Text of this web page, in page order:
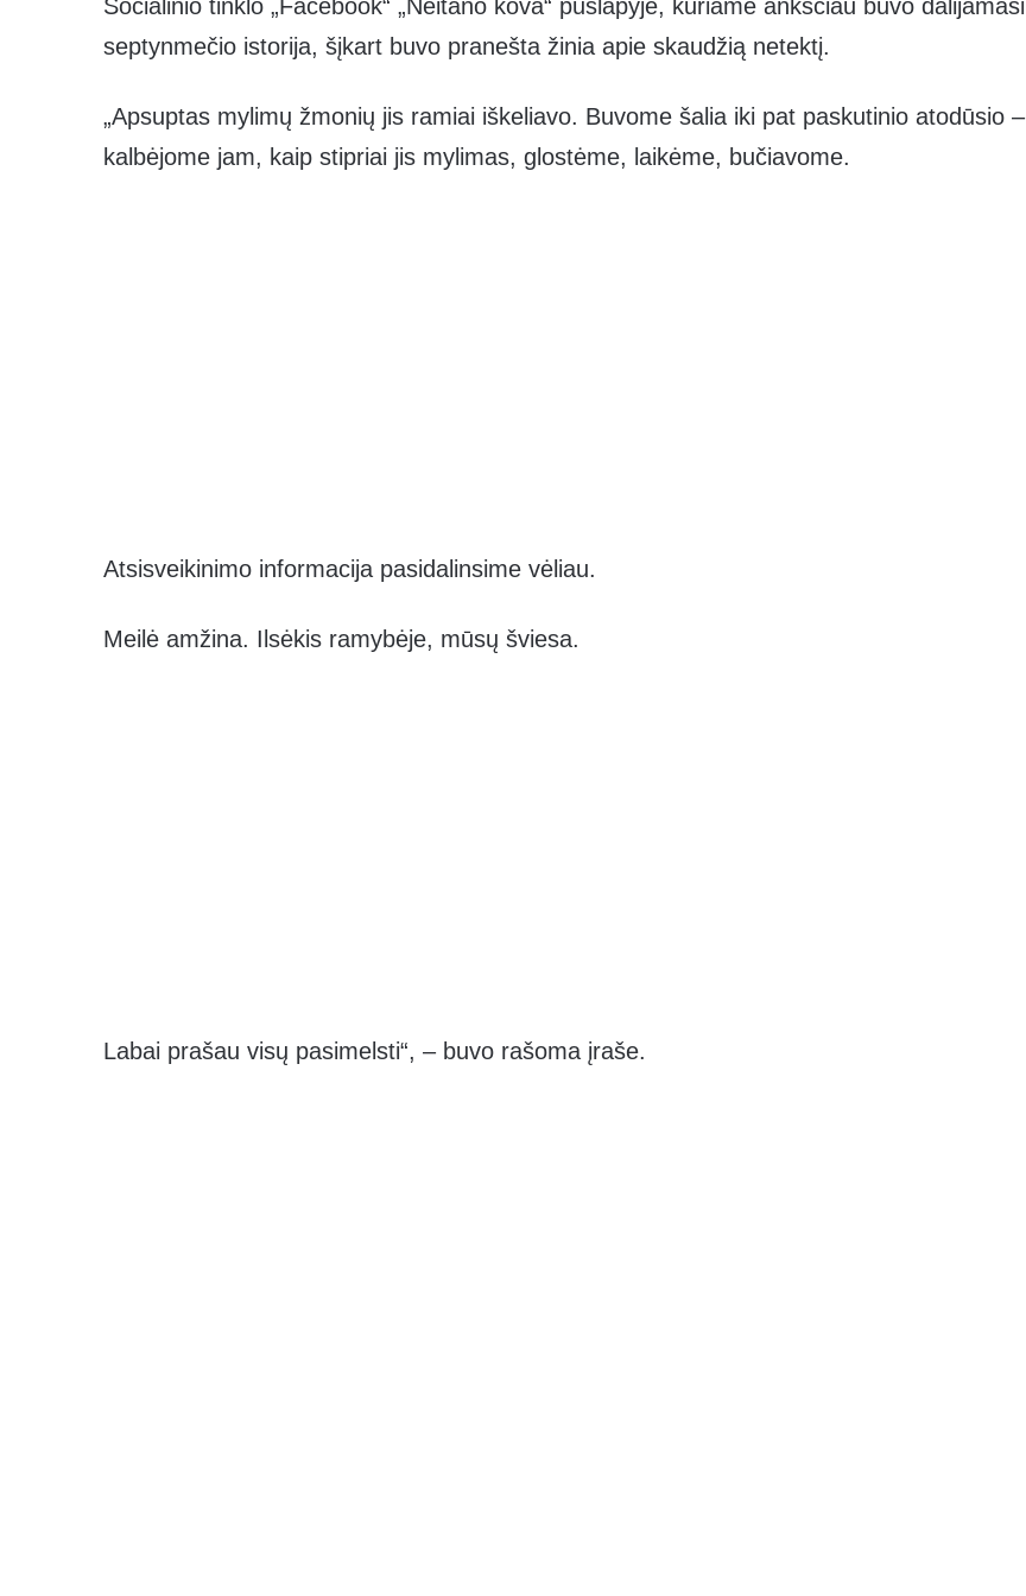
Socialinio tinklo „Facebook“ „Neitano kova“ puslapyje, kuriame anksčiau buvo dalijamasi
septynmečio istorija, šįkart buvo pranešta žinia apie skaudžią netektį.
„Apsuptas mylimų žmonių jis ramiai iškeliavo. Buvome šalia iki pat paskutinio atodūsio –
kalbėjome jam, kaip stipriai jis mylimas, glostėme, laikėme, bučiavome.
Atsisveikinimo informacija pasidalinsime vėliau.
Meilė amžina. Ilsėkis ramybėje, mūsų šviesa.
Labai prašau visų pasimelsti“, – buvo rašoma įraše.